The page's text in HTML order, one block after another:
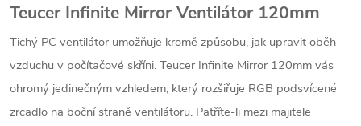
Teucer Infinite Mirror Ventilátor 120mm
Tichý PC ventilátor umožňuje kromě způsobu, jak upravit oběh
vzduchu v počítačové skříni. Teucer Infinite Mirror 120mm vás
ohromý jedinečným vzhledem, který rozšiřuje RGB podsvícené
zrcadlo na boční straně ventilátoru. Patříte-li mezi majitele